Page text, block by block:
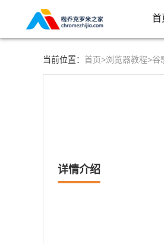
首
当前位置： 首页>浏览器教程>谷
详情介绍